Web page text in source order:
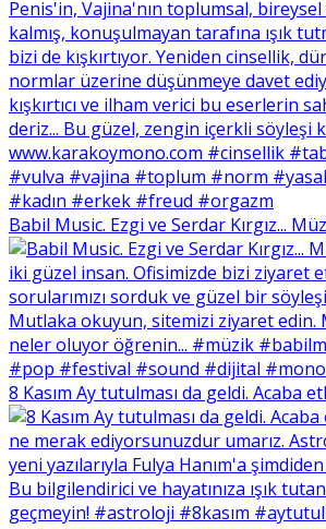
Babil Music. Ezgi ve Serdar Kırgız...
8 Kasım Ay tutulması da geldi. Acaba